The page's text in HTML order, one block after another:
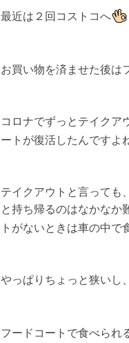
最近は２回コストコへ
お買い物を済ませた後は
コロナでずっとテイクア
ートが復活したんですよ
テイクアウトと言っても
と持ち帰るのはなかなか
トがないときは車の中で
やっぱりちょっと狭いし
フードコートで食べられ